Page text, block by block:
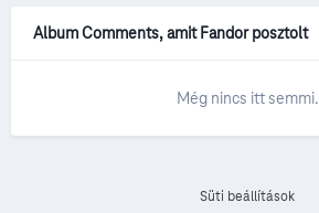
Album Comments, amit Fandor posztolt
Még nincs itt semmi.
Süti beállítások